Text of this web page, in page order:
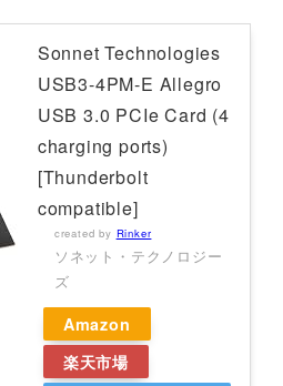
Sonnet Technologies
USB3-4PM-E Allegro
USB 3.0 PCIe Card (4
charging ports)
[Thunderbolt
compatible]
created by Rinker
ソネット・テクノロジー
ズ
Amazon
楽天市場